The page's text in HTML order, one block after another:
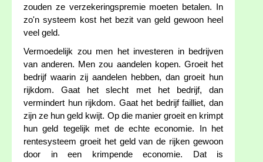
zouden ze verzekeringspremie moeten betalen. In
zo'n systeem kost het bezit van geld gewoon heel
veel geld.
Vermoedelijk zou men het investeren in bedrijven
van anderen. Men zou aandelen kopen. Groeit het
bedrijf waarin zij aandelen hebben, dan groeit hun
rijkdom. Gaat het slecht met het bedrijf, dan
vermindert hun rijkdom. Gaat het bedrijf failliet, dan
zijn ze hun geld kwijt. Op die manier groeit en krimpt
hun geld tegelijk met de echte economie. In het
rentesysteem groeit het geld van de rijken gewoon
door in een krimpende economie. Dat is